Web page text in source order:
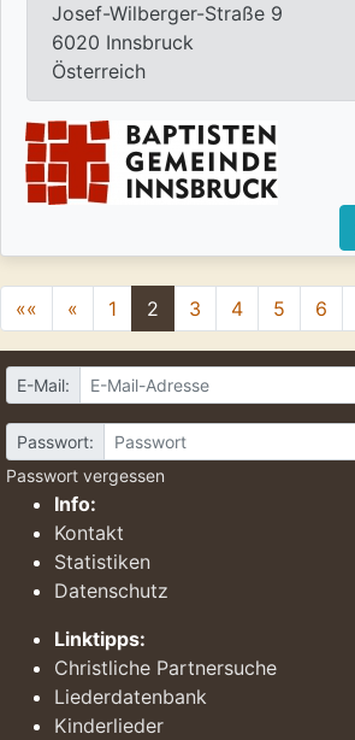
Josef-Wilberger-Straße 9
6020 Innsbruck
Österreich
«« « 1 2 3 4 5 6
E-Mail:
Passwort:
Passwort vergessen
Info:
Kontakt
Statistiken
Datenschutz
Linktipps:
Christliche Partnersuche
Liederdatenbank
Kinderlieder